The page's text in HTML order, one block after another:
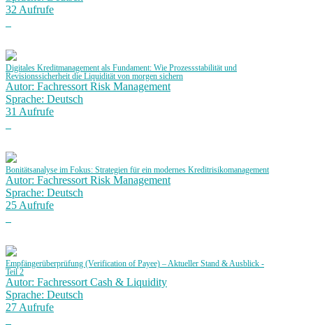
32 Aufrufe
Digitales Kreditmanagement als Fundament: Wie Prozessstabilität und
Revisionssicherheit die Liquidität von morgen sichern
Autor: Fachressort Risk Management
Sprache: Deutsch
31 Aufrufe
Bonitätsanalyse im Fokus: Strategien für ein modernes Kreditrisikomanagement
Autor: Fachressort Risk Management
Sprache: Deutsch
25 Aufrufe
Empfängerüberprüfung (Verification of Payee) – Aktueller Stand & Ausblick -
Teil 2
Autor: Fachressort Cash & Liquidity
Sprache: Deutsch
27 Aufrufe